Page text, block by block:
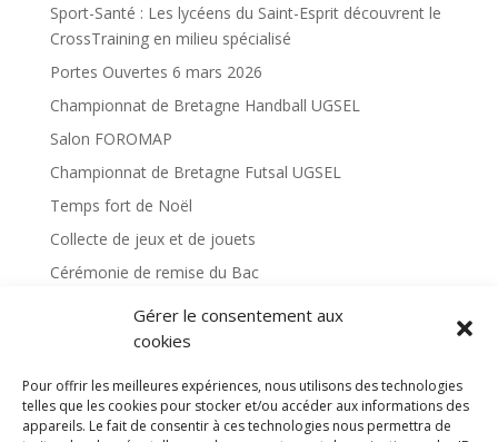
Gérer le consentement aux
cookies
Pour offrir les meilleures expériences, nous utilisons des technologies
telles que les cookies pour stocker et/ou accéder aux informations des
appareils. Le fait de consentir à ces technologies nous permettra de
Sport-Santé : Les lycéens du Saint-Esprit découvrent le
CrossTraining en milieu spécialisé
Portes Ouvertes 6 mars 2026
Championnat de Bretagne Handball UGSEL
Salon FOROMAP
Championnat de Bretagne Futsal UGSEL
Temps fort de Noël
Collecte de jeux et de jouets
Cérémonie de remise du Bac
Octobre Rose
Sortie Géologie
le lycée Saint Esprit accueille les élèves du lycée Iancu
C. Vissarion de Titu en Roumanie.